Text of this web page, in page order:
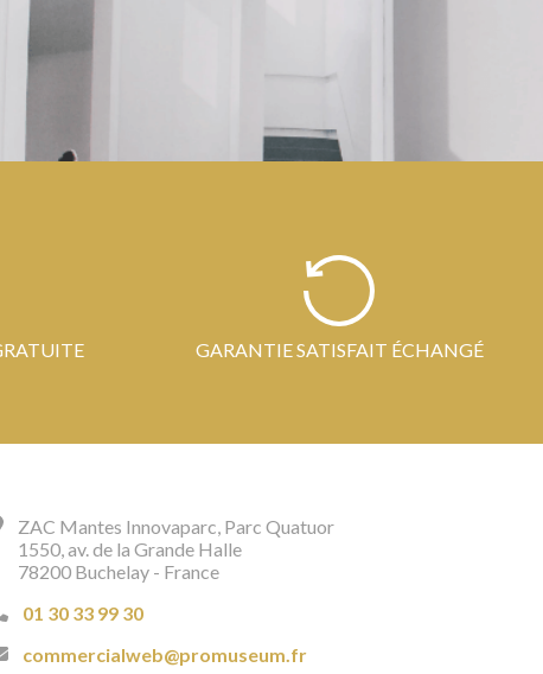
GARANTIE SATISFAIT ÉCHANGÉ
ZAC Mantes Innovaparc, Parc Quatuor
1550, av. de la Grande Halle
78200 Buchelay - France
01 30 33 99 30
commercialweb@promuseum.fr